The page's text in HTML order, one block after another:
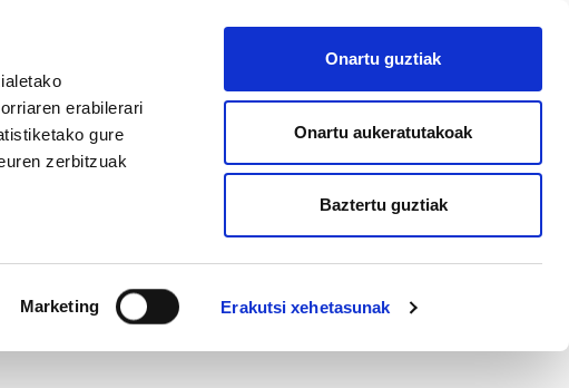
erabilerari
gure
zerbitzuak
Marketing Erakutsi xehetasunak
Onartu guztiak
Onartu aukeratutakoak
Baztertu guztiak
AFILIATU